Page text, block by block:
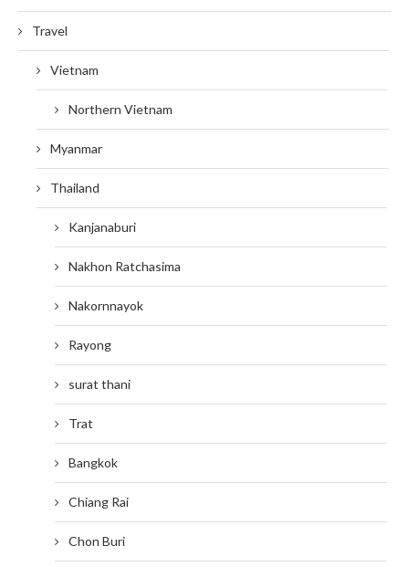
Travel
Vietnam
Northern Vietnam
Myanmar
Thailand
Kanjanaburi
Nakhon Ratchasima
Nakornnayok
Rayong
surat thani
Trat
Bangkok
Chiang Rai
Chon Buri